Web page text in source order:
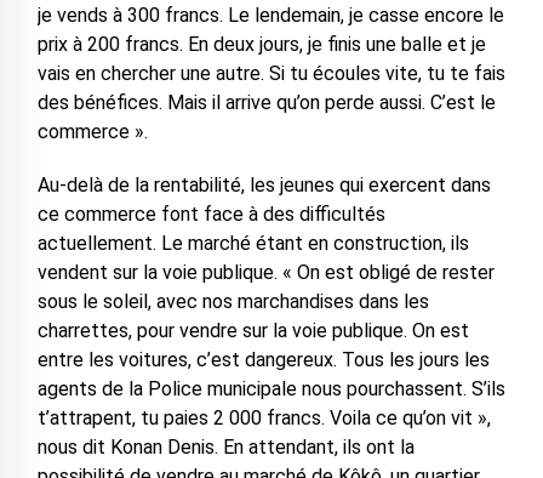
je vends à 300 francs. Le lendemain, je casse encore le
prix à 200 francs. En deux jours, je finis une balle et je
vais en chercher une autre. Si tu écoules vite, tu te fais
des bénéfices. Mais il arrive qu’on perde aussi. C’est le
commerce ».
Au-delà de la rentabilité, les jeunes qui exercent dans
ce commerce font face à des difficultés
actuellement. Le marché étant en construction, ils
vendent sur la voie publique. « On est obligé de rester
sous le soleil, avec nos marchandises dans les
charrettes, pour vendre sur la voie publique. On est
entre les voitures, c’est dangereux. Tous les jours les
agents de la Police municipale nous pourchassent. S’ils
t’attrapent, tu paies 2 000 francs. Voila ce qu’on vit »,
nous dit Konan Denis. En attendant, ils ont la